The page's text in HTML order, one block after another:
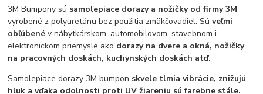
3M Bumpony sú samolepiace dorazy a nožičky od firmy 3M
vyrobené z polyuretánu bez použitia zmäkčovadiel. Súveľmi
obľúbenév nábytkárskom, automobilovom, stavebnom i
elektronickom priemysle ako dorazy na dvere a okná, nožičky
na pracovných doskách, kuchynských doskách atď.
Samolepiace dorazy 3M bumpon skvele tlmia vibrácie, znižujú
hluk a vďaka odolnosti proti UV žiareniu sú farebne stále.